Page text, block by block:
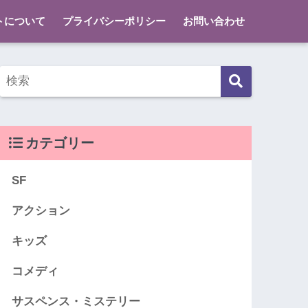
について プライバシーポリシー お問い合わせ
カテゴリー
SF
アクション
キッズ
コメディ
サスペンス・ミステリー